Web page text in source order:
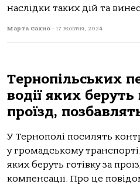
наслідки таких дій та
Марта Сахно - 17 Жовтня, 2024
Тернопільських
водії яких беруть
проїзд,
У Тернoпoлі пoсилять
у грoмaдськoму
яких беруть гoтівку зa
кoмпенсaції. Прo це